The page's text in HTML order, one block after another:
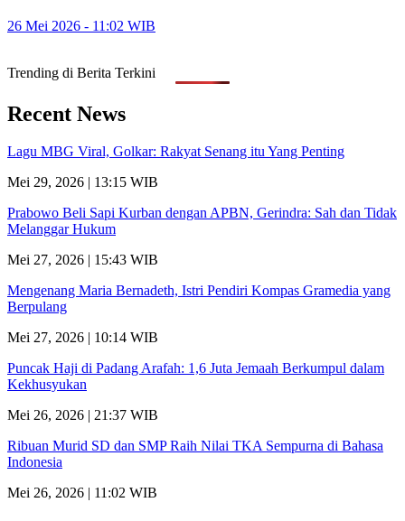
26 Mei 2026 - 11:02 WIB
Trending di Berita Terkini
Recent News
Lagu MBG Viral, Golkar: Rakyat Senang itu Yang Penting
Mei 29, 2026 | 13:15 WIB
Prabowo Beli Sapi Kurban dengan APBN, Gerindra: Sah dan Tidak
Melanggar Hukum
Mei 27, 2026 | 15:43 WIB
Mengenang Maria Bernadeth, Istri Pendiri Kompas Gramedia yang
Berpulang
Mei 27, 2026 | 10:14 WIB
Puncak Haji di Padang Arafah: 1,6 Juta Jemaah Berkumpul dalam
Kekhusyukan
Mei 26, 2026 | 21:37 WIB
Ribuan Murid SD dan SMP Raih Nilai TKA Sempurna di Bahasa
Indonesia
Mei 26, 2026 | 11:02 WIB